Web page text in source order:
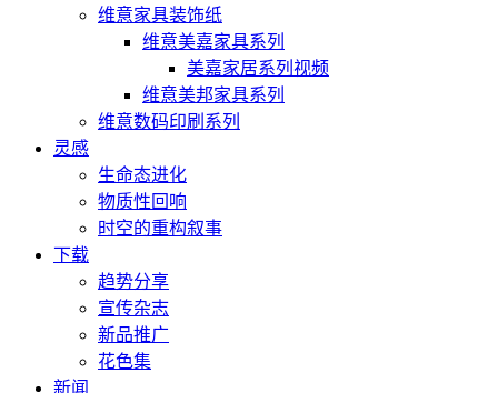
维意家具装饰纸
维意美嘉家具系列
美嘉家居系列视频
维意美邦家具系列
维意数码印刷系列
灵感
生命态进化
物质性回响
时空的重构叙事
下载
趋势分享
宣传杂志
新品推广
花色集
新闻